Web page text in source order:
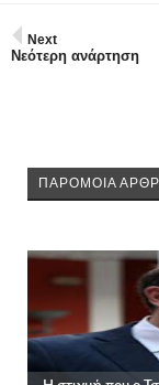
Next
Νεότερη ανάρτηση
ΠΑΡΟΜΟΙΑ